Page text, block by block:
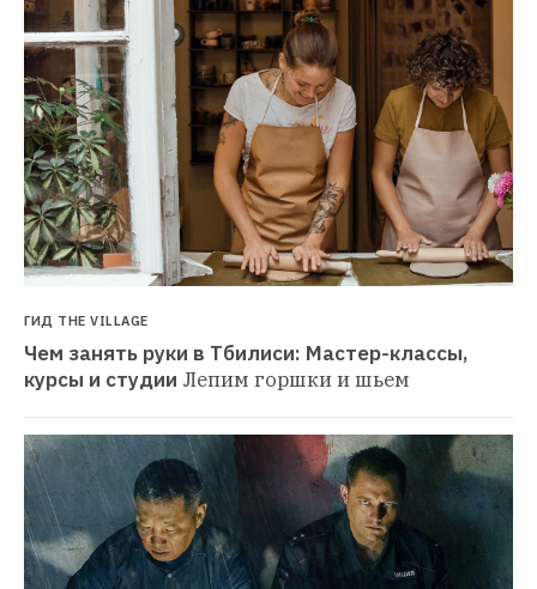
ГИД THE VILLAGE
Чем занять руки в Тбилиси: Мастер-классы,
курсы и студии Лепим горшки и шьем